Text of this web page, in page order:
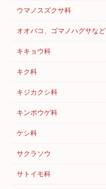
ウマノスズクサ科
オオバコ、ゴマノハグサなど
キキョウ科
キク科
キジカクシ科
キンポウゲ科
ケシ科
サクラソウ
サトイモ科